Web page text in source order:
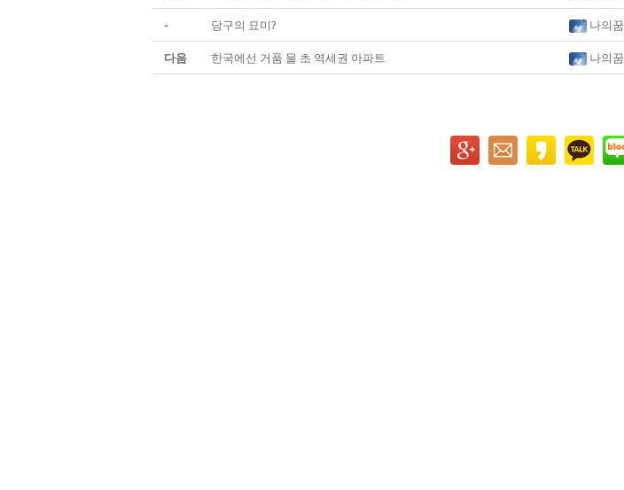
- 당구의 묘미? 나의꿈
다음 한국에선 거품 물 초 역세권 아파트 나의꿈